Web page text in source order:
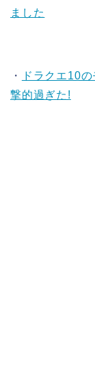
ました
・
ドラクエ10
撃的過ぎた!